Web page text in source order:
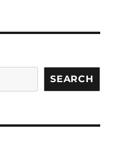
SEARCH